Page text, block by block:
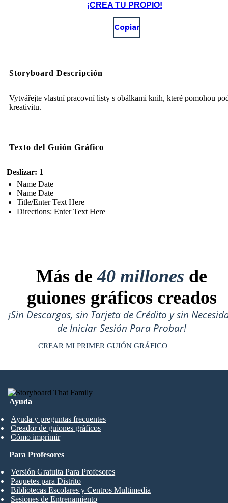
¡CREA TU PROPIO!
Copiar
Storyboard Descripción
Vytvářejte vlastní pracovní listy s obálkami knih, které pomohou
kreativitu.
Texto del Guión Gráfico
Deslizar: 1
Name Date
Name Date
Title/Enter Text Here
Directions: Enter Text Here
Más de40 millones de
guiones gráficos creados
¡Sin Descargas, sin Tarjeta de Crédito y sin
de Iniciar Sesión Para Probar!
CREAR MI PRIMER GUIÓN GRÁFICO
Ayuda
Ayuda y preguntas frecuentes
Creador de guiones gráficos
Cómo imprimir
Para Profesores
Versión Gratuita Para Profesores
Paquetes para Distrito
Bibliotecas Escolares y Centros Multimedia
Sesiones de Entrenamiento